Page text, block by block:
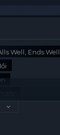
Well, Ends Well
Last Summer